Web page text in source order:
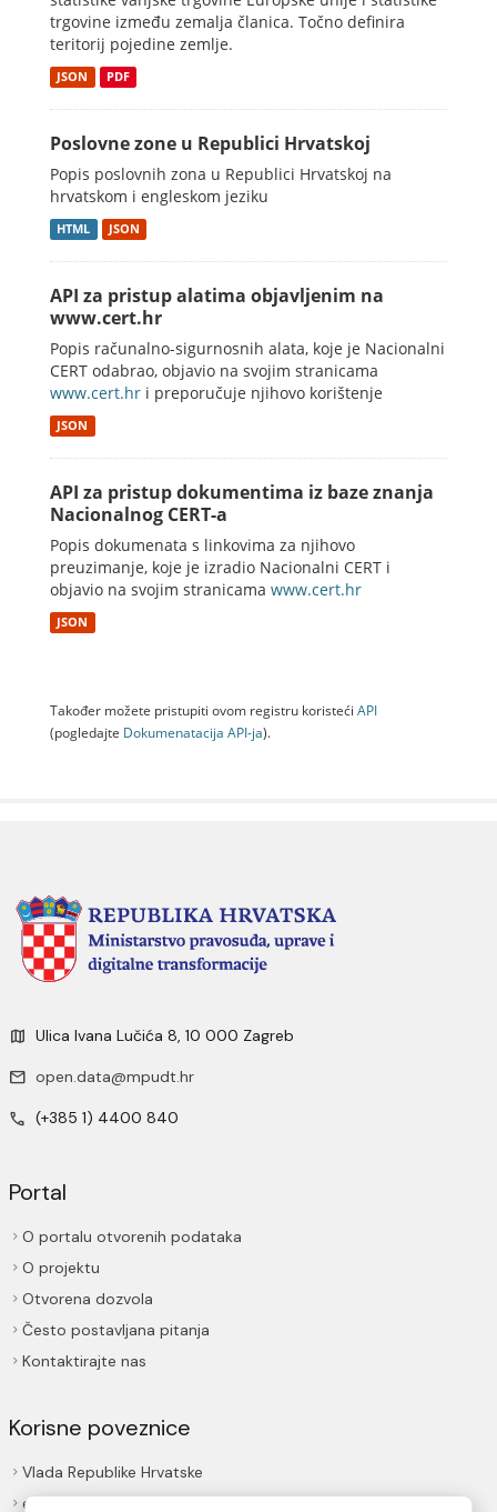
trgovine između zemalja članica. Točno definira
teritorij pojedine zemlje.
JSON PDF
Poslovne zone u Republici Hrvatskoj
Popis poslovnih zona u Republici Hrvatskoj na
hrvatskom i engleskom jeziku
HTML JSON
API za pristup alatima objavljenim na
www.cert.hr
Popis računalno-sigurnosnih alata, koje je Nacionalni
CERT odabrao, objavio na svojim stranicama
www.cert.hr i preporučuje njihovo korištenje
JSON
API za pristup dokumentima iz baze znanja
Nacionalnog CERT-a
Popis dokumenata s linkovima za njihovo
preuzimanje, koje je izradio Nacionalni CERT i
objavio na svojim stranicama www.cert.hr
JSON
Također možete pristupiti ovom registru koristeći API
(pogledajte Dokumenаtаcijа API-jа).